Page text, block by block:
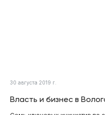
30 августа 2019 г.
Власть и бизнес в